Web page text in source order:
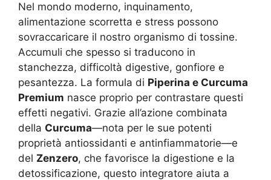
Nel mondo moderno, inquinamento,
alimentazione scorretta e stress possono
sovraccaricare il nostro organismo di tossine.
Accumuli che spesso si traducono in
stanchezza, difficoltà digestive, gonfiore e
pesantezza. La formula di Piperina e Curcuma
Premium nasce proprio per contrastare questi
effetti negativi. Grazie all’azione combinata
della Curcuma—nota per le sue potenti
proprietà antiossidanti e antinfiammatorie—e
del Zenzero, che favorisce la digestione e la
detossificazione, questo integratore aiuta a